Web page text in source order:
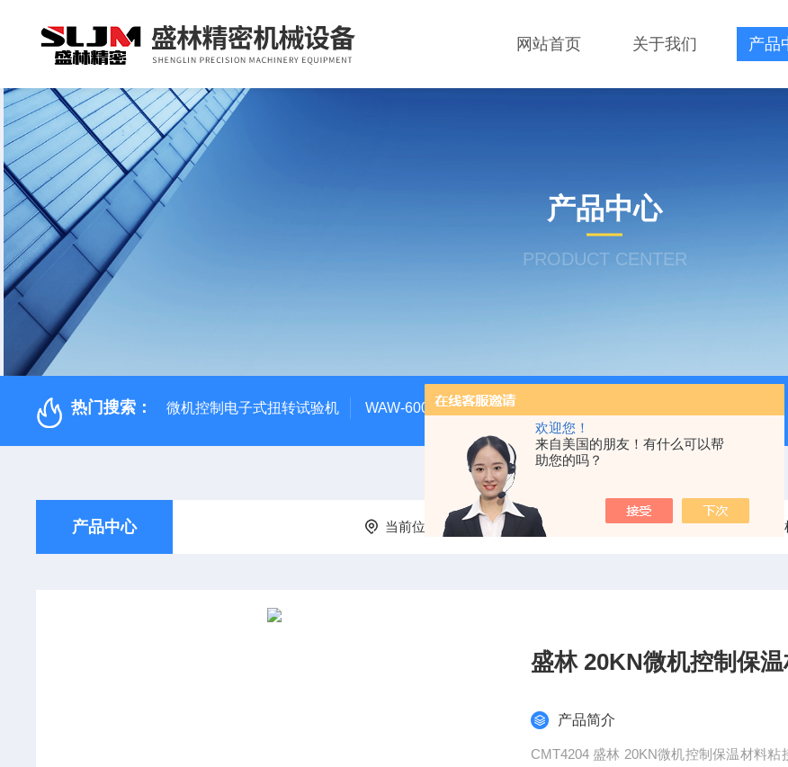
欢迎您！
来自美国的朋友！有什么可以帮
助您的吗？
网站首页 关于我们 产品
产品中心
PRODUCT CENTER
热门搜索： 微机控制电子式扭转试验机 WAW-600D60吨螺栓拉伸试验机
产品中心 当前位置： 产品中心 电子万能试验机 粘接强度试验
盛林 20KN微机控制保
产品简介
CMT4204 盛林 20KN微机控制保温材料